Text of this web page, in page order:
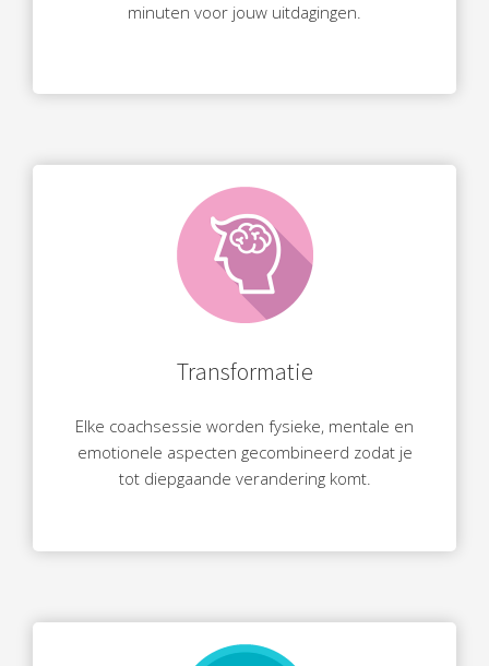
minuten voor jouw uitdagingen.
Transformatie
Elke coachsessie worden fysieke, mentale en
emotionele aspecten gecombineerd zodat je
tot diepgaande verandering komt.